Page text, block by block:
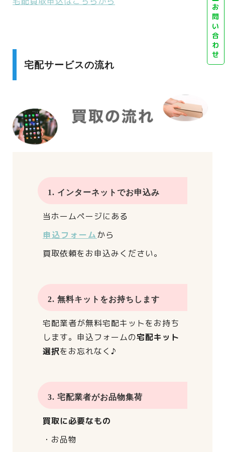
宅配サービスの流れ
1. インターネットでお申込み
当ホームページにある
申込フォームから
買取依頼をお申込みください。
2. 無料キットをお持ちします
宅配業者が無料宅配キットをお持ち
します。 申込フォームの宅配キット
選択をお忘れなく♪
3. 宅配業者がお品物集荷
買取に必要なもの
・お品物
お
問
い
合
わ
せ